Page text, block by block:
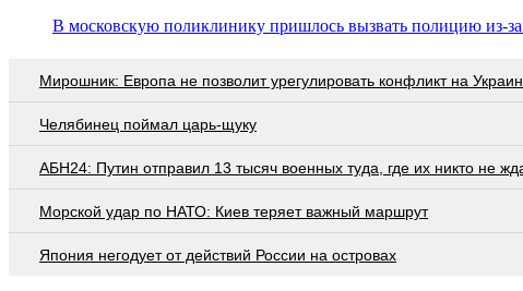
В московскую поликлинику пришлось вызвать полицию из-
Мирошник: Европа не позволит урегулировать конфликт на
Челябинец поймал царь-щуку
АБН24: Путин отправил 13 тысяч военных туда, где их никто не
Морской удар по НАТО: Киев теряет важный маршрут
Япония негодует от действий России на островах